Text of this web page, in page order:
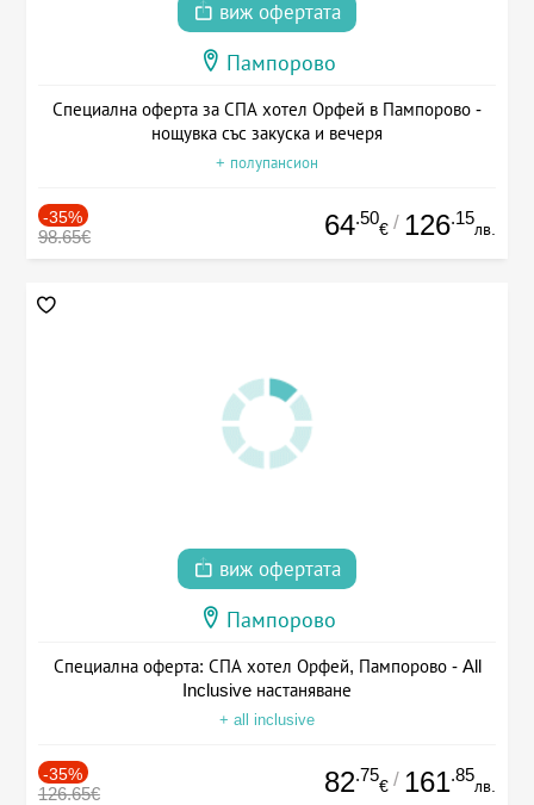
виж офертата
Пампорово
Специална оферта за СПА хотел Орфей в Пампорово -
нощувка със закуска и вечеря
+ полупансион
-35%
98.65€ 64.50
€ / 126.15
лв.
виж офертата
Пампорово
Специална оферта: СПА хотел Орфей, Пампорово - All
Inclusive настаняване
+ all inclusive
-35%
126.65€ 82.75
€ / 161.85
лв.